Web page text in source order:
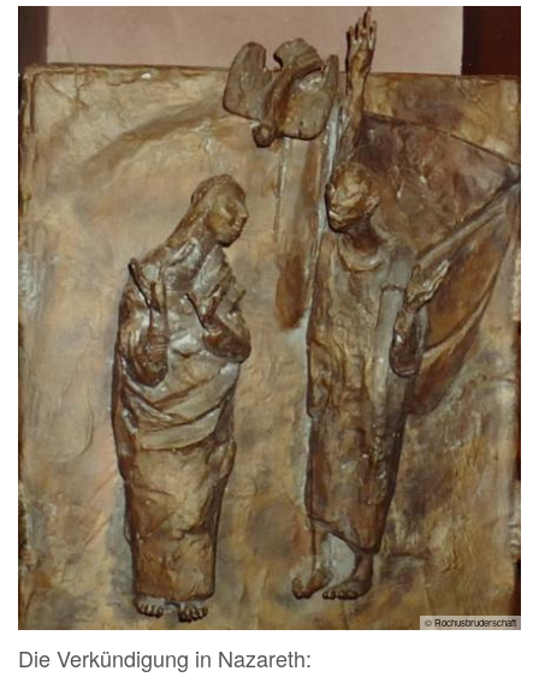
© Rochusbruderschaft
Die Verkündigung in Nazareth: